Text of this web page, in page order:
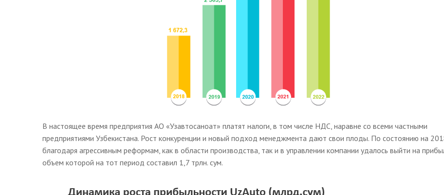
В настоящее время предприятия АО «Узавтосаноат» платят налоги, в том числе НДС, наравне со всеми частными
предприятиями Узбекистана. Рост конкуренции и новый подход менеджмента дают свои плоды. По состоянию на
благодаря агрессивным реформам, как в области производства, так и в управлении компании удалось выйти на
объем которой на тот период составил 1,7 трлн. сум.